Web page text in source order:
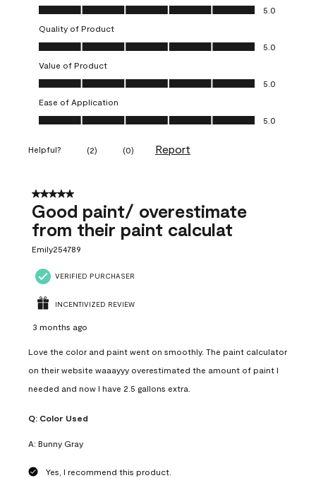
Overall Appearance, 5.0 out of 5
5.0
Quality of Product
Quality of Product, 5.0 out of 5
5.0
Value of Product
Value of Product, 5.0 out of 5
5.0
Ease of Application
Ease of Application, 5.0 out of 5
5.0
Helpful? (2) (0) Report
5 out of 5 stars.
Good paint/ overestimate
from their paint calculat
Emily254789
VERIFIED PURCHASER
INCENTIVIZED REVIEW
3 months ago
Love the color and paint went on smoothly. The paint calculator
on their website waaayyy overestimated the amount of paint I
needed and now I have 2.5 gallons extra.
Q: Color Used
A: Bunny Gray
Yes, I recommend this product.